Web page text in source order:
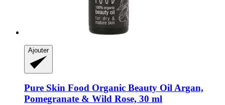
Ajouter
Pure Skin Food Organic Beauty Oil Argan,
Pomegranate & Wild Rose, 30 ml